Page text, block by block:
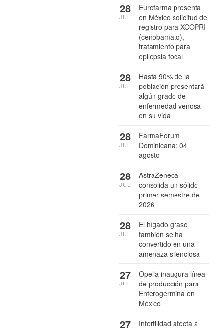
Eurofarma presenta
en México solicitud de
registro para XCOPRI
(cenobamato),
tratamiento para
epilepsia focal
28
JUL
Hasta 90% de la
población presentará
algún grado de
enfermedad venosa
en su vida
28
JUL
FarmaForum
Dominicana: 04
agosto
28
JUL
AstraZeneca
consolida un sólido
primer semestre de
2026
28
JUL
El hígado graso
también se ha
convertido en una
amenaza silenciosa
28
JUL
Opella inaugura línea
de producción para
Enterogermina en
México
27
JUL
Infertilidad afecta a
27